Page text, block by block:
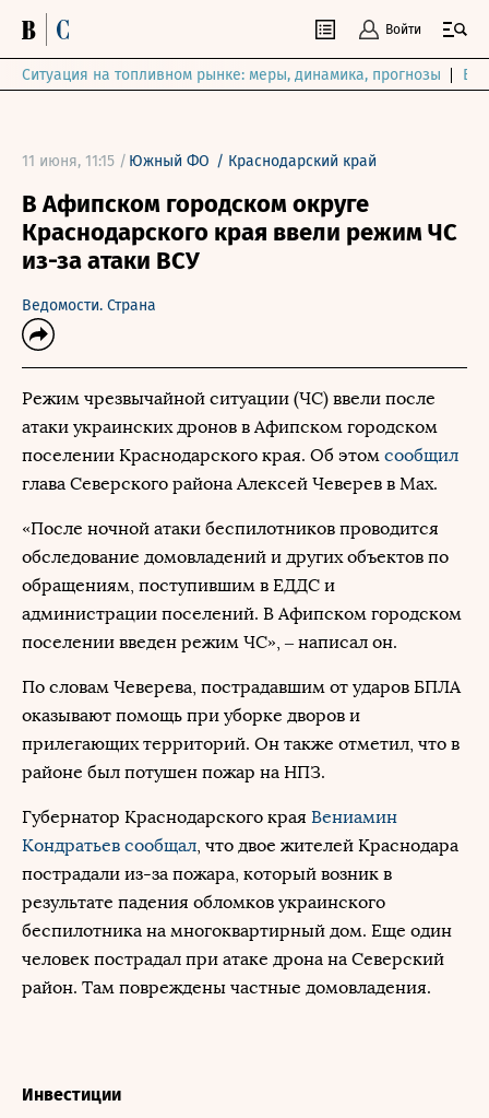
Войти
Ситуация на топливном рынке: меры, динамика, прогнозы
11 июня, 11:15 / Южный ФО / Краснодарский край
В Афипском городском округе
Краснодарского края ввели режим ЧС
из-за атаки ВСУ
Ведомости. Страна
Режим чрезвычайной ситуации (ЧС) ввели после
атаки украинских дронов в Афипском городском
поселении Краснодарского края. Об этом сообщил
глава Северского района Алексей Чеверев в Max.
«После ночной атаки беспилотников проводится
обследование домовладений и других объектов по
обращениям, поступившим в ЕДДС и
администрации поселений. В Афипском городском
поселении введен режим ЧС», – написал он.
По словам Чеверева, пострадавшим от ударов БПЛА
оказывают помощь при уборке дворов и
прилегающих территорий. Он также отметил, что в
районе был потушен пожар на НПЗ.
Губернатор Краснодарского края Вениамин
Кондратьев сообщал, что двое жителей Краснодара
пострадали из-за пожара, который возник в
результате падения обломков украинского
беспилотника на многоквартирный дом. Еще один
человек пострадал при атаке дрона на Северский
район. Там повреждены частные домовладения.
Инвестиции